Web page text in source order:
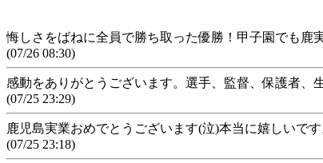
悔しさをばねに全員で勝ち取った優勝！甲子園でも鹿
(07/26 08:30)
感動をありがとうございます。選手、監督、保護者、
(07/25 23:29)
鹿児島実業おめでとうございます(泣)本当に嬉しいで
(07/25 23:18)